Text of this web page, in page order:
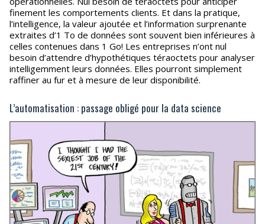
finement les comportements clients. Et dans la pratique,
l’intelligence, la valeur ajoutée et l’information surprenante
extraites d’1 To de données sont souvent bien inférieures à
celles contenues dans 1 Go! Les entreprises n’ont nul
besoin d’attendre d’hypothétiques téraoctets pour analyser
intelligemment leurs données. Elles pourront simplement
raffiner au fur et à mesure de leur disponibilité.
L’automatisation : passage obligé pour la data science